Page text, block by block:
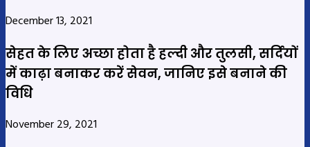
December 13, 2021
सेहत के लिए अच्छा होता है हल्दी और तुलसी, सर्दियों
में काढ़ा बनाकर करें सेवन, जानिए इसे बनाने की
विधि
November 29, 2021